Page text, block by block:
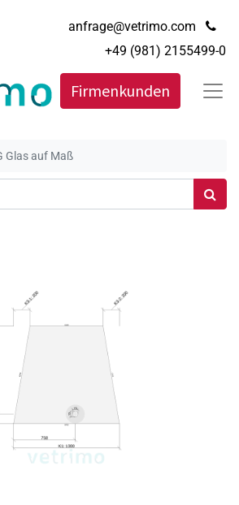
anfrage@vetrimo.com
+49 (981) 2155499-0
Firmenkunden
Glas auf Maß